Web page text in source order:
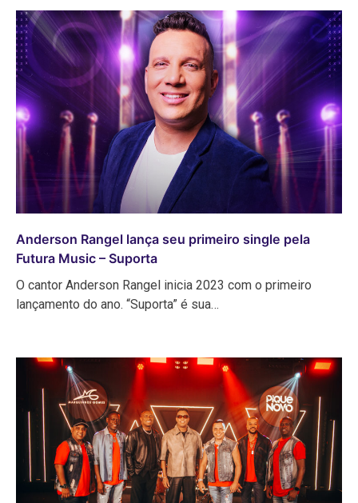
Anderson Rangel lança seu primeiro single pela
Futura Music – Suporta
O cantor Anderson Rangel inicia 2023 com o primeiro
lançamento do ano. “Suporta” é sua…